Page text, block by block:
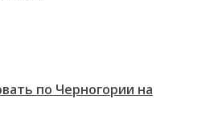
по Черногории на